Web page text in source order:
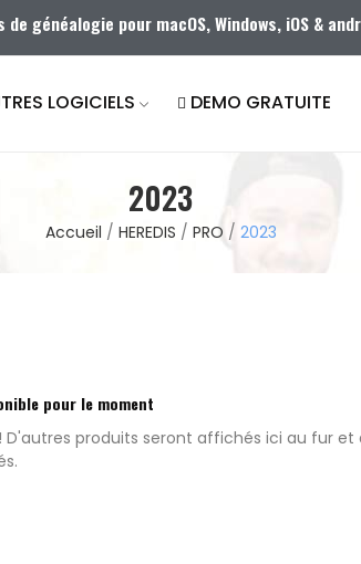
de généalogie pour macOS, Windows, iOS &
LOGICIELS DEMO GRATUITE
2023
Accueil HEREDIS PRO 2023
pour le moment
D'autres produits seront affichés ici au fur et